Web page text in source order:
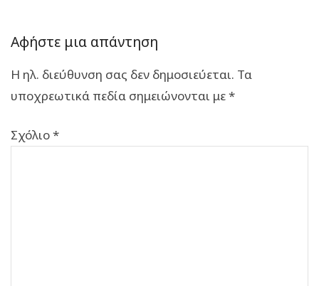
Αφήστε μια απάντηση
Η ηλ. διεύθυνση σας δεν δημοσιεύεται. Τα
υποχρεωτικά πεδία σημειώνονται με*
Σχόλιο*